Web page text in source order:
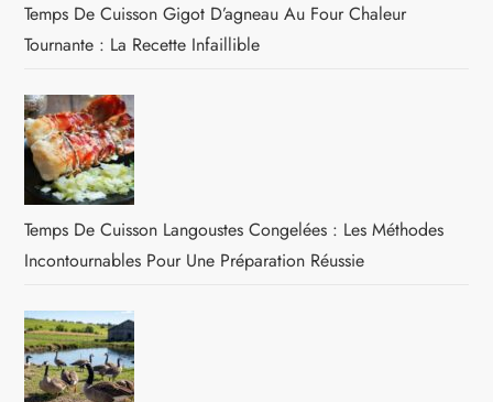
Temps De Cuisson Gigot D’agneau Au Four Chaleur
Tournante : La Recette Infaillible
Temps De Cuisson Langoustes Congelées : Les Méthodes
Incontournables Pour Une Préparation Réussie